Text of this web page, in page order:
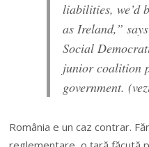
liabilities, we’d
as Ireland,”
Social
junior coalition
government.
România e un caz contrar.